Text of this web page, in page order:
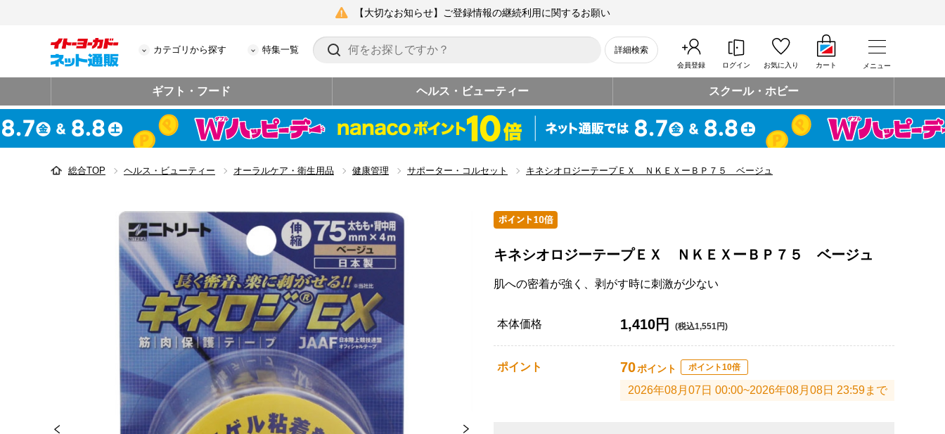
【大切なお知らせ】ご登録情報の継続利用に関するお願い
カテゴリから探す 特集一覧 詳細検索
会員登録 ログイン お気に入り カート メニュー
ギフト・フード ヘルス・ビューティー スクール・ホビー
総合TOP ヘルス・ビューティー オーラルケア・衛生用品 健康管理 サポーター・コルセット キネシオロジーテープＥＸ ＮＫＥＸーＢＰ７５ ベージュ
キネシオロジーテープＥＸ ＮＫＥＸーＢＰ７５ ベージュ
肌への密着が強く、剥がす時に刺激が少ない
本体価格 1,410円 (税込1,551円)
ポイント 70ポイント ポイント10倍
2026年08月07日 00:00~2026年08月08日 23:59まで